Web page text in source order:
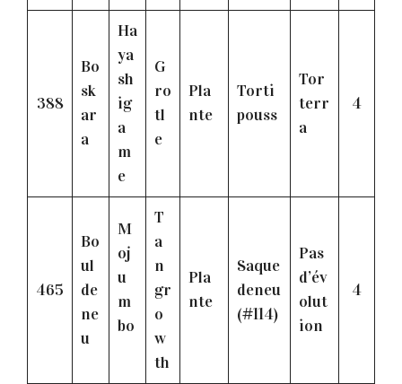
388
Bo
sk
ar
a
Ha
ya
sh
ig
a
m
e
G
ro
tl
e
Pla
nte
Torti
pouss
Tor
terr
a
4
465
Bo
ul
de
ne
u
M
oj
u
m
bo
T
a
n
gr
o
w
th
Pla
nte
Saque
deneu
(#114)
Pas
d’év
olut
ion
4